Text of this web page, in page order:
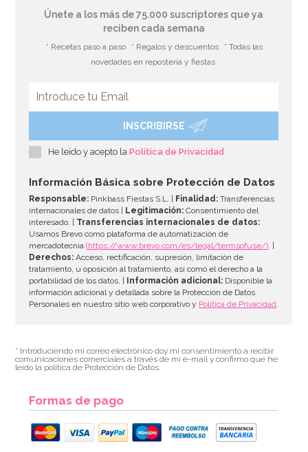
Únete a los más de 75.000 suscriptores que ya
reciben cada semana
* Recetas paso a paso * Regalos y descuentos
* Todas las
novedades en repostería y fiestas
INSCRIBIRSE
He leído y acepto laPolítica de Privacidad
Información Básica sobre Protección de Datos
Responsable: Pinkbass Fiestas S.L. | Finalidad: Transferencias
internacionales de datos |
Legitimación: Consentimiento del
interesado. | Transferencias internacionales de datos:
Usamos Brevo como plataforma de automatización de
mercadotecnia(https://www.brevo.com/es/legal/termsofuse/). |
Derechos: Acceso, rectificación, supresión, limitación de
tratamiento, u oposición al tratamiento, así como el derecho a la
portabilidad de los datos. |
Información adicional: Disponible la
información adicional y detallada sobre la Protección de Datos
Personales en nuestro sitio web corporativo y Política de Privacidad.
* Introduciendo mi correo electrónico doy mi consentimiento a recibir
comunicaciones comerciales a través de mi e-mail y confirmo que he
leído la política de Protección de Datos.
Formas de pago